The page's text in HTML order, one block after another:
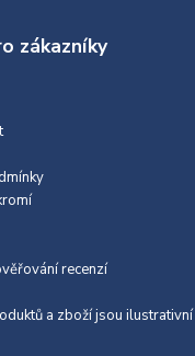
zákazníky
recenzí
a zboží jsou ilustrativní